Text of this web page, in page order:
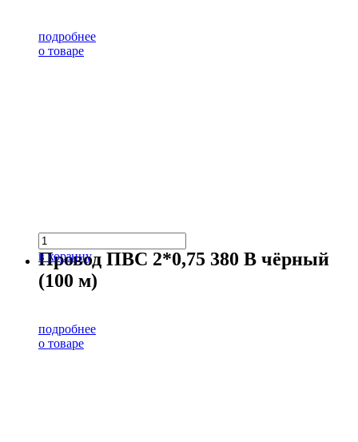
подробнее
о товаре
в корзину
Провод ПВС 2*0,75 380 В чёрный
(100 м)
подробнее
о товаре